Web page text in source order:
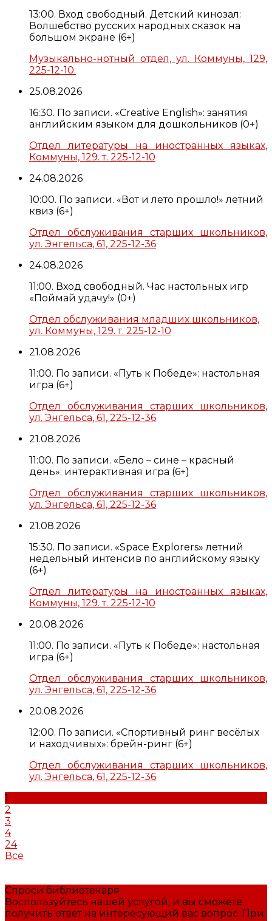
13:00. Вход свободный. Детский кинозал:
Волшебство русских народных сказок на
большом экране (6+)
Музыкально-нотный отдел, ул. Коммуны, 129,
225-12-10.
25.08.2026
16:30. По записи. «Creative English»: занятия
английским языком для дошкольников (0+)
Отдел литературы на иностранных языках,
Коммуны, 129. т. 225-12-10
24.08.2026
10:00. По записи. «Вот и лето прошло!» летний
квиз (6+)
Отдел обслуживания старших школьников,
ул. Энгельса, 61, 225-12-36
24.08.2026
11:00. Вход свободный. Час настольных игр
«Поймай удачу!» (0+)
Отдел обслуживания младших школьников,
ул. Коммуны, 129. т. 225-12-10
21.08.2026
11:00. По записи. «Путь к Победе»: настольная
игра (6+)
Отдел обслуживания старших школьников,
ул. Энгельса, 61, 225-12-36
21.08.2026
11:00. По записи. «Бело – сине – красный
день»: интерактивная игра (6+)
Отдел обслуживания старших школьников,
ул. Энгельса, 61, 225-12-36
21.08.2026
15:30. По записи. «Space Explorers» летний
недельный интенсив по английскому языку
(6+)
Отдел литературы на иностранных языках,
Коммуны, 129. т. 225-12-10
20.08.2026
11:00. По записи. «Путь к Победе»: настольная
игра (6+)
Отдел обслуживания старших школьников,
ул. Энгельса, 61, 225-12-36
20.08.2026
12:00. По записи. «Спортивный ринг весёлых
и находчивых»: брейн-ринг (6+)
Отдел обслуживания старших школьников,
ул. Энгельса, 61, 225-12-36
1
2
3
4
24
Все
Спроси библиотекаря
Воспользуйтесь нашей услугой, и вы сможете
получить ответ на интересующий вас вопрос. При